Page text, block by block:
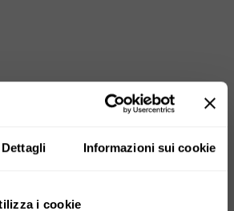
Dettagli Informazioni sui cookie
i cookie